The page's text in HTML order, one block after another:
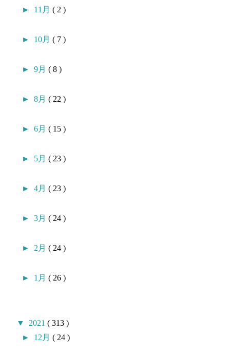
► 11月( 2 )
► 10月( 7 )
►9月( 8 )
►8月( 22 )
►6月( 15 )
► 5月( 23 )
►4月( 23 )
►3月( 24 )
► 2月( 24 )
► 1月( 26 )
▼ 2021( 313 )
► 12月( 24 )